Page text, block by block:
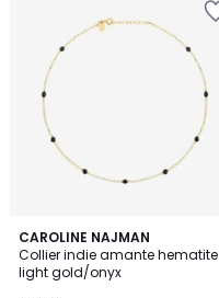
CAROLINE NAJMAN
Collier indie amante hematite
light gold/onyx